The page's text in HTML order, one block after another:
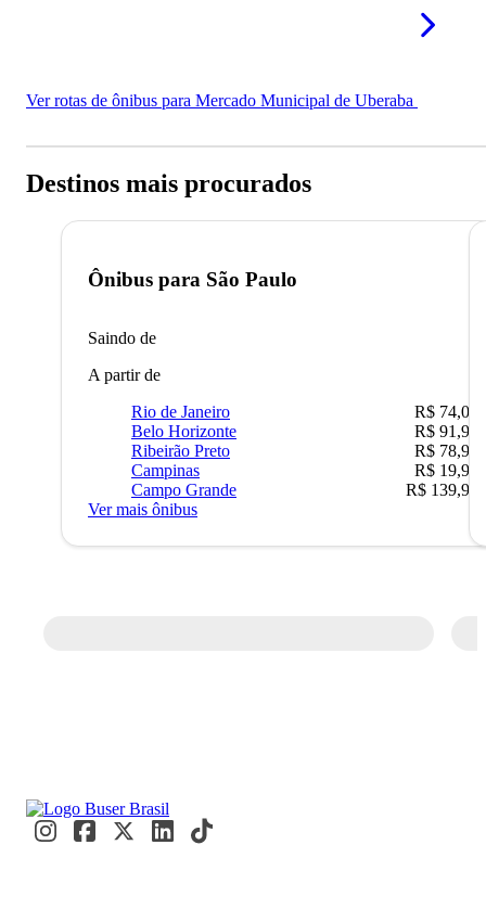
Ver rotas de ônibus para Mercado Municipal de Uberaba
Destinos mais procurados
Ônibus para São Paulo
Saindo de
A partir de
Rio de Janeiro
R$ 74,00
Belo Horizonte
R$ 91,90
Ribeirão Preto
R$ 78,90
Campinas
R$ 19,90
Campo Grande
R$ 139,90
Ver mais ônibus